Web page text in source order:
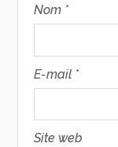
Nom *
E-mail *
Site web